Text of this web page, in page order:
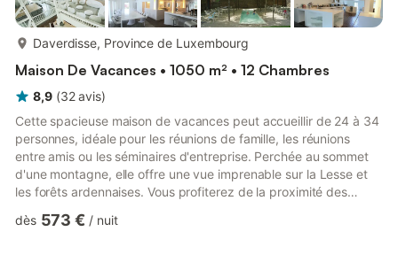
Daverdisse, Province de Luxembourg
Maison De Vacances • 1050 m² • 12 Chambres
8,9 (32 avis)
Cette spacieuse maison de vacances peut accueillir de 24 à 34
personnes, idéale pour les réunions de famille, les réunions
entre amis ou les séminaires d'entreprise. Perchée au sommet
d'une montagne, elle offre une vue imprenable sur la Lesse et
les forêts ardennaises. Vous profiterez de la proximité des
Redu et de l'Euro Space Center. Les possibilités de randonnées
dès 573 € / nuit